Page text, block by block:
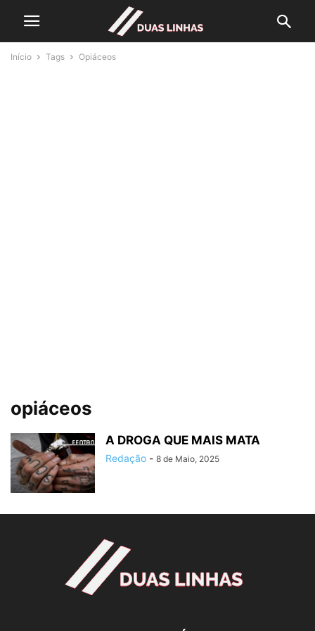
Início Tags Opiáceos
opiáceos
A DROGA QUE MAIS MATA
Redação - 8 de Maio, 2025